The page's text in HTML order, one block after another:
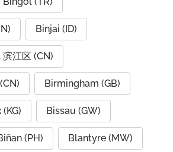
Binjai (ID)
江区 (CN)
Birmingham (GB)
Bissau (GW)
(PH) Blantyre (MW)